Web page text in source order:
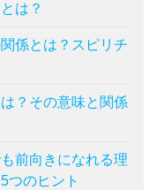
は？
係とは？スピリチ
？その意味と関係
前向きになれる理
つのヒント